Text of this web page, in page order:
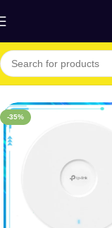
首頁 Shop 網絡 放大器
-35%